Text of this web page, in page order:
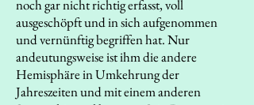
noch gar nicht richtig erfasst, voll
ausgeschöpft und in sich aufgenommen
und vernünftig begriffen hat. Nur
andeutungsweise ist ihm die andere
Hemisphäre in Umkehrung der
Jahreszeiten und mit einem anderen